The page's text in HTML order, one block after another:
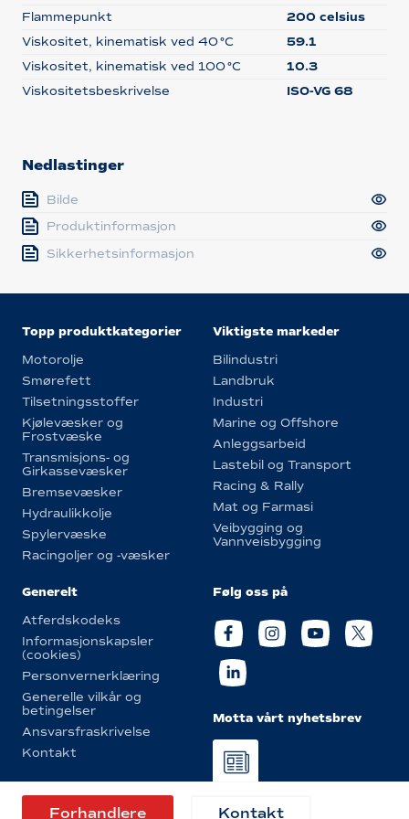
Forhandlere Kontakt
Flammepunkt
200 celsius
Viskositet, kinematisk ved 40 °C
59.1
Viskositet, kinematisk ved 100 °C
10.3
Viskositetsbeskrivelse
ISO-VG 68
Nedlastinger
Bilde
Produktinformasjon
Sikkerhetsinformasjon
Topp produktkategorier
Motorolje
Smørefett
Tilsetningsstoffer
Kjølevæsker og
Frostvæske
Transmisjons- og
Girkassevæsker
Bremsevæsker
Hydraulikkolje
Spylervæske
Racingoljer og -væsker
Viktigste markeder
Bilindustri
Landbruk
Industri
Marine og Offshore
Anleggsarbeid
Lastebil og Transport
Racing & Rally
Mat og Farmasi
Veibygging og
Vannveisbygging
Generelt
Atferdskodeks
Informasjonskapsler
(cookies)
Personvernerklæring
Generelle vilkår og
betingelser
Ansvarsfraskrivelse
Kontakt
Følg oss på
Motta vårt nyhetsbrev
© Eurol 2026